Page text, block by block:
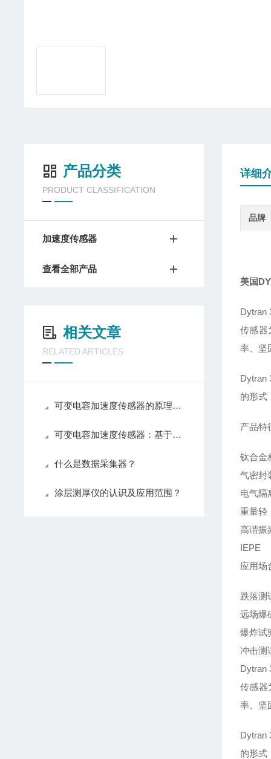
详细
品牌
美国
Dytran
传感器
率、坚
Dytran
的形式
产品特
钛合金
气密封
电气隔
重量轻
高谐振
IEPE
应用场
跌落测
远场爆
爆炸试
冲击测
Dytran
传感器
率、坚
Dytran
的形式
产品分类
PRODUCT CLASSIFICATION
加速度传感器
查看全部产品
相关文章
RELATED ARTICLES
可变电容加速度传感器的原理及核心结构组成
可变电容加速度传感器：基于电容变化原理的非接触式惯性传感器
什么是数据采集器？
涂层测厚仪的认识及应用范围？